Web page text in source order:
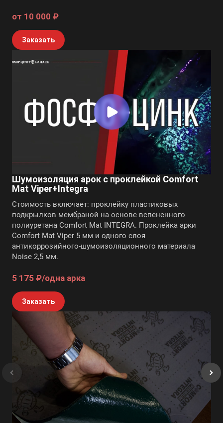
от 10 000 ₽
Заказать
Шумоизоляция арок с проклейкой Comfort
Mat Viper+Integra
Стоимость включает: проклейку пластиковых
подкрылков мембраной на основе вспененного
полиуретана Comfort Mat INTEGRA. Проклейка арки
Comfort Mat Viper 5 мм и одного слоя
антикоррозийного-шумоизоляционного материала
Noise 2,5 мм.
5 175 ₽/одна арка
Заказать